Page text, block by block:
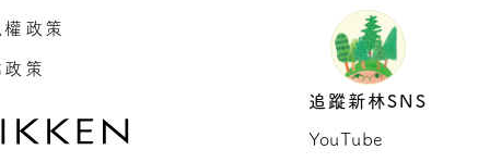
政策
策
追蹤新林SNS
YouTube